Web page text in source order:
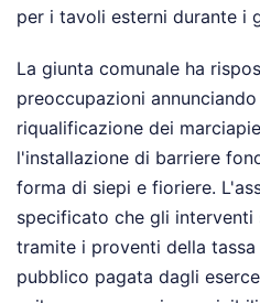
per i tavoli esterni durante i
La giunta comunale ha
preoccupazioni
riqualificazione dei
l'installazione di barriere
forma di siepi e fioriere.
specificato che gli
tramite i proventi della
pubblico pagata dagli